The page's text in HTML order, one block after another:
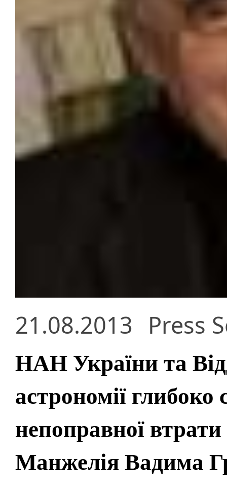
21.08.2013 Press
НАН України та
астрономії
непоправної втрати
Манжелія Вадима